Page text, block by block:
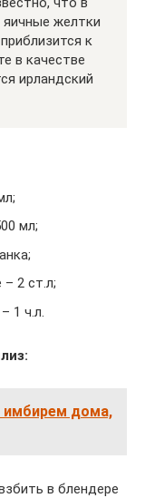
яичные желтки
к
в качестве
ирландский
мл;
2 ст.л;
1 ч.л.
имбирем дома,
в блендере